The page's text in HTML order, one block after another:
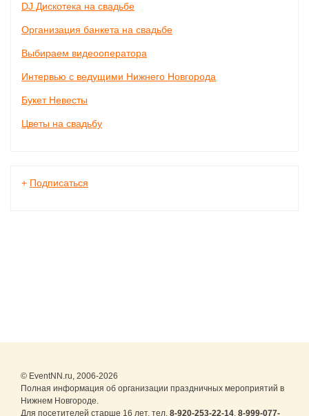
DJ Дискотека на свадьбе
Организация банкета на свадьбе
Выбираем видеооператора
Интервью с ведущими Нижнего Новгорода
Букет Невесты
Цветы на свадьбу
+ Подписаться
© EventNN.ru, 2006-2026
Полная информация об организации праздничных мероприятий в
Нижнем Новгороде.
Для посетителей старше 16 лет. тел. 8-920-253-22-14, 8-999-077-